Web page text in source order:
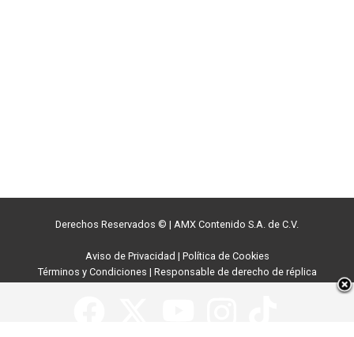
Derechos Reservados © | AMX Contenido S.A. de C.V.
Aviso de Privacidad | Política de Cookies
Términos y Condiciones | Responsable de derecho de réplica